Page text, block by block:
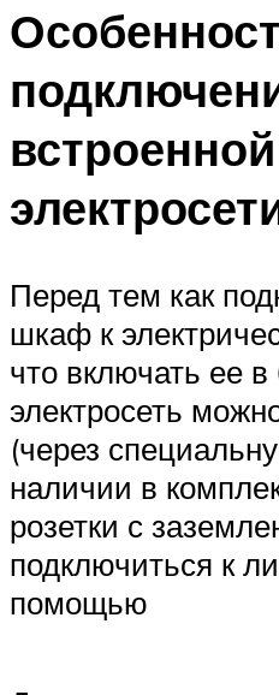
Перед тем как
шкаф к
что включать ее
электросеть
(через
наличии в
розетки с
подключиться к
помощью